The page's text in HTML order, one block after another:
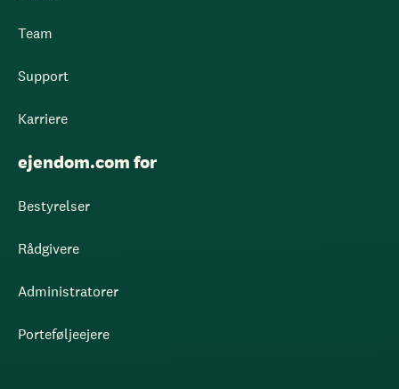
Team
Support
Karriere
ejendom.com for
Bestyrelser
Rådgivere
Administratorer
Porteføljeejere